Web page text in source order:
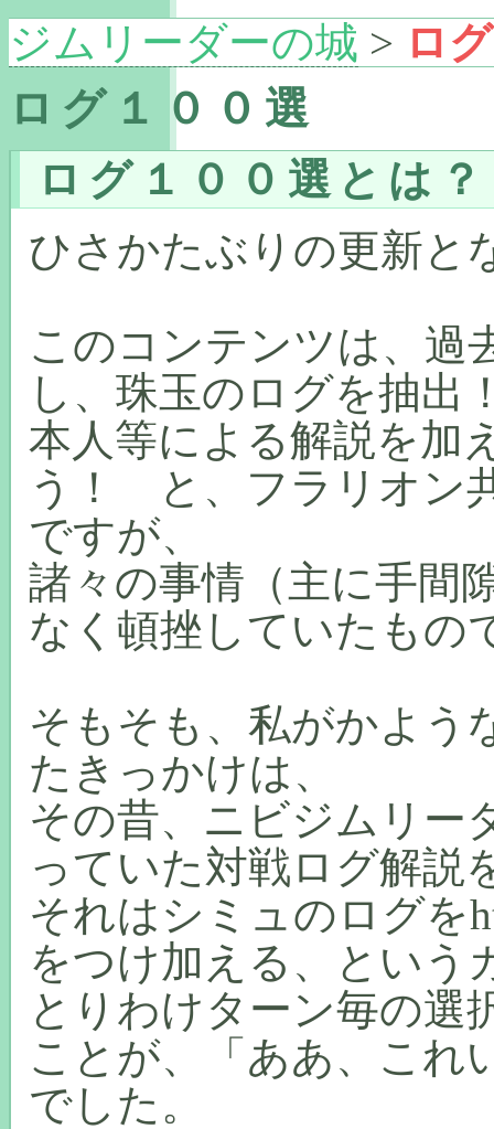
ジムリーダーの城 > ロ
ログ１００選
ログ１００選とは？
ひさかたぶりの更新と
このコンテンツは、過
し、珠玉のログを抽出
本人等による解説を加
う！ と、フラリオン
ですが、
諸々の事情（主に手間
なく頓挫していたもの
そもそも、私がかよう
たきっかけは、
その昔、ニビジムリー
っていた対戦ログ解説
それはシミュのログを
をつけ加える、という
とりわけターン毎の選
ことが、「ああ、これ
でした。